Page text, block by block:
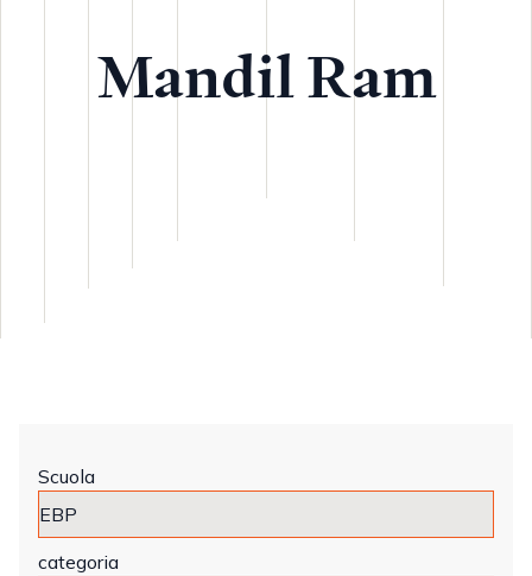
Mandil Ram
Scuola
categoria